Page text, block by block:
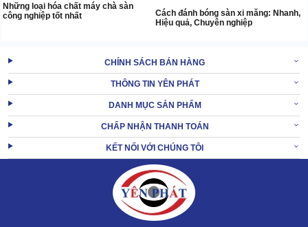
Những loại hóa chất máy chà sàn
công nghiệp tốt nhất
Cách đánh bóng sàn xi măng: Nhanh,
Hiệu quả, Chuyên nghiệp
CHÍNH SÁCH BÁN HÀNG
THÔNG TIN YÊN PHÁT
DANH MỤC SẢN PHẨM
CHẤP NHẬN THANH TOÁN
KẾT NỐI VỚI CHÚNG TÔI